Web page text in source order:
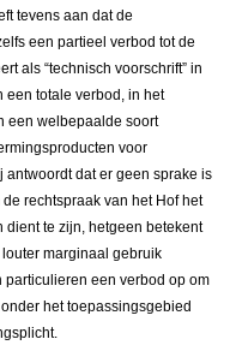
tevens aan dat de
een partieel verbod tot de
als “technisch voorschrift” in
een totale verbod, in het
een welbepaalde soort
voor
dat er geen sprake is
rechtspraak van het Hof het
te zijn, hetgeen betekent
marginaal gebruik
een verbod op om
het toepassingsgebied